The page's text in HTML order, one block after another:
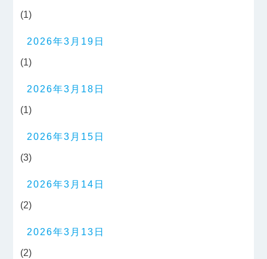
(1)
2026年3月19日
(1)
2026年3月18日
(1)
2026年3月15日
(3)
2026年3月14日
(2)
2026年3月13日
(2)